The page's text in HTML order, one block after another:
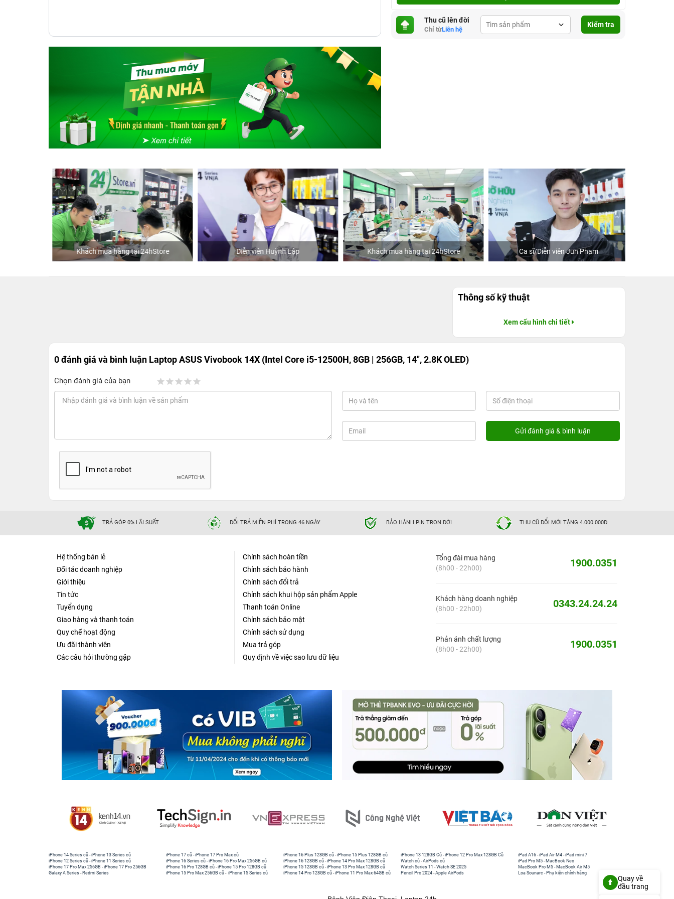
Thu cũ lên đời
Chỉ từLiên hệ
Kiểm tra
Khách mua hàng tại 24hStore Diễn viên Huỳnh Lập Khách mua hàng tại 24hStore Ca sĩ/Diễn viên Jun Phạm
Thông số kỹ thuật
Xem cấu hình chi tiết
0 đánh giá và bình luận Laptop ASUS Vivobook 14X (Intel Core i5-12500H, 8GB | 256GB, 14", 2.8K OLED)
Chọn đánh giá của bạn
TRẢ GÓP 0% LÃI SUẤT ĐỔI TRẢ MIỄN PHÍ TRONG 46 NGÀY BẢO HÀNH PIN TRỌN ĐỜI THU CŨ ĐỔI MỚI TẶNG 4.000.000Đ
Hệ thống bán lẻ
Đối tác doanh nghiệp
Giới thiệu
Tin tức
Tuyển dụng
Giao hàng và thanh toán
Quy chế hoạt động
Ưu đãi thành viên
Các câu hỏi thường gặp
Chính sách hoàn tiền
Chính sách bảo hành
Chính sách đổi trả
Chính sách khui hộp sản phẩm Apple
Thanh toán Online
Chính sách bảo mật
Chính sách sử dụng
Mua trả góp
Quy định về việc sao lưu dữ liệu
Tổng đài mua hàng
(8h00 - 22h00)
1900.0351
Khách hàng doanh nghiệp
(8h00 - 22h00)
0343.24.24.24
Phản ánh chất lượng
(8h00 - 22h00)
1900.0351
iPhone 14 Series cũ -iPhone 13 Series cũ
iPhone 12 Series cũ -iPhone 11 Series cũ
iPhone 17 Pro Max 256GB -iPhone 17 Pro 256GB
Galaxy A Series - Redmi Series
iPhone 17 cũ -iPhone 17 Pro Max cũ
iPhone 16 Series cũ - iPhone 16 Pro Max 256GB cũ
iPhone 16 Pro 128GB cũ -iPhone 15 Pro 128GB cũ
iPhone 15 Pro Max 256GB cũ - iPhone 15 Series cũ
iPhone 16 Plus 128GB cũ -iPhone 15 Plus 128GB cũ
iPhone 16 128GB cũ -iPhone 14 Pro Max 128GB cũ
iPhone 15 128GB cũ -iPhone 13 Pro Max 128GB cũ
iPhone 14 Pro 128GB cũ -iPhone 11 Pro Max 64GB cũ
iPhone 13 128GB Cũ -iPhone 12 Pro Max 128GB Cũ
Watch cũ -AirPods cũ
Watch Series 11 -Watch SE 2025
Pencil Pro 2024 -Apple AirPods
iPad A16 -iPad Air M4 -iPad mini 7
iPad Pro M5 - MacBook Neo
MacBook Pro M5 - MacBook Air M5
Loa Sounarc - Phụ kiện chính hãng
Quay về
đầu trang